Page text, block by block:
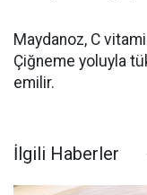
Maydanoz, C
Çiğneme yoluyla
emilir.
İlgili Haberler